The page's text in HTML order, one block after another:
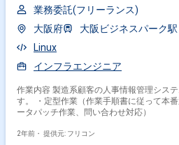
業務委託(フリーランス)
大阪府
大阪ビジネスパーク駅
Linux
インフラエンジニア
作業内容 製造系顧客の人事情報管理シス
す。 ・定型作業（作業手順書に従って本
ータパッチ作業、問い合わせ対応）
2年前・ 提供元: フリコン